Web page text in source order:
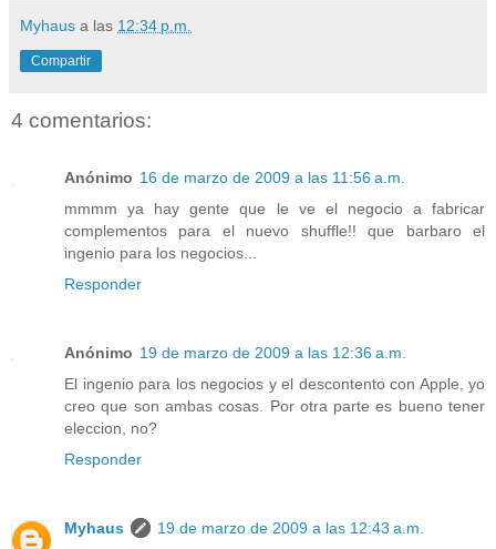
Myhaus a las 12:34 p.m.
Compartir
4 comentarios:
Anónimo 16 de marzo de 2009 a las 11:56 a.m.
mmmm ya hay gente que le ve el negocio a fabricar
complementos para el nuevo shuffle!! que barbaro el
ingenio para los negocios...
Responder
Anónimo 19 de marzo de 2009 a las 12:36 a.m.
El ingenio para los negocios y el descontento con Apple, yo
creo que son ambas cosas. Por otra parte es bueno tener
eleccion, no?
Responder
Myhaus
19 de marzo de 2009 a las 12:43 a.m.